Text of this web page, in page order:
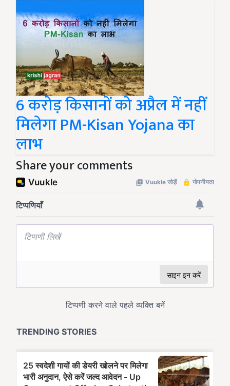
6 करोड़ किसानों को अप्रैल में नहीं
मिलेगा PM-Kisan Yojana का
लाभ
Share your comments